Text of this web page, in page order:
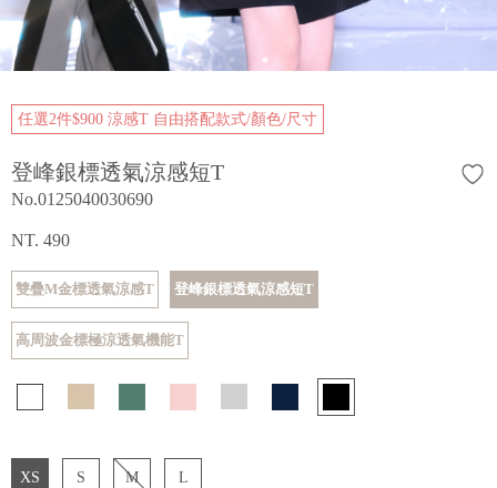
任選2件$900 涼感T 自由搭配款式/顏色/尺寸
登峰銀標透氣涼感短T
No.0125040030690
NT. 490
雙疊M金標透氣涼感T 登峰銀標透氣涼感短T
高周波金標極涼透氣機能T
XS S M L